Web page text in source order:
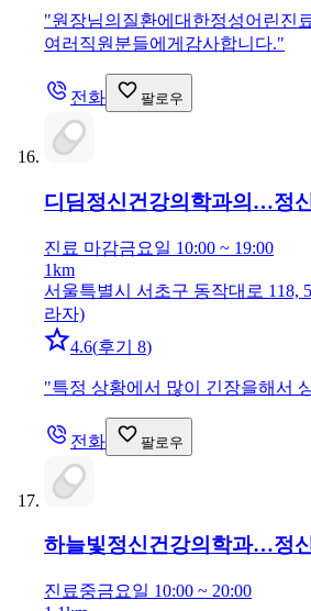
"원장님의질환에대한정성어린진
여러직원분들에게감사합니다."
전화 팔로우
디딤정신건강의학과의…정
진료 마감금요일 10:00 ~ 19:00
1km
서울특별시 서초구 동작대로 118,
라자)
4.6(후기 8)
"특정 상황에서 많이 긴장을해서
전화 팔로우
하늘빛정신건강의학과…정
진료중금요일 10:00 ~ 20:00